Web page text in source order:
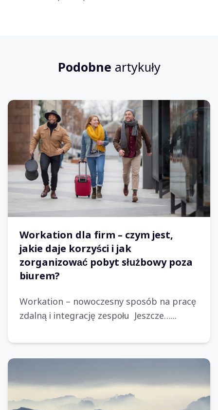
Podobne artykuły
Workation dla firm – czym jest,
jakie daje korzyści i jak
zorganizować pobyt służbowy poza
biurem?
Workation – nowoczesny sposób na pracę
zdalną i integrację zespołu Jeszcze…...